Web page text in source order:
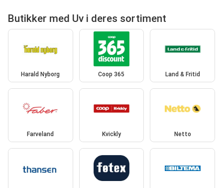
Butikker med Uv i deres sortiment
Harald Nyborg Coop 365 Land & Fritid
Farveland Kvickly Netto